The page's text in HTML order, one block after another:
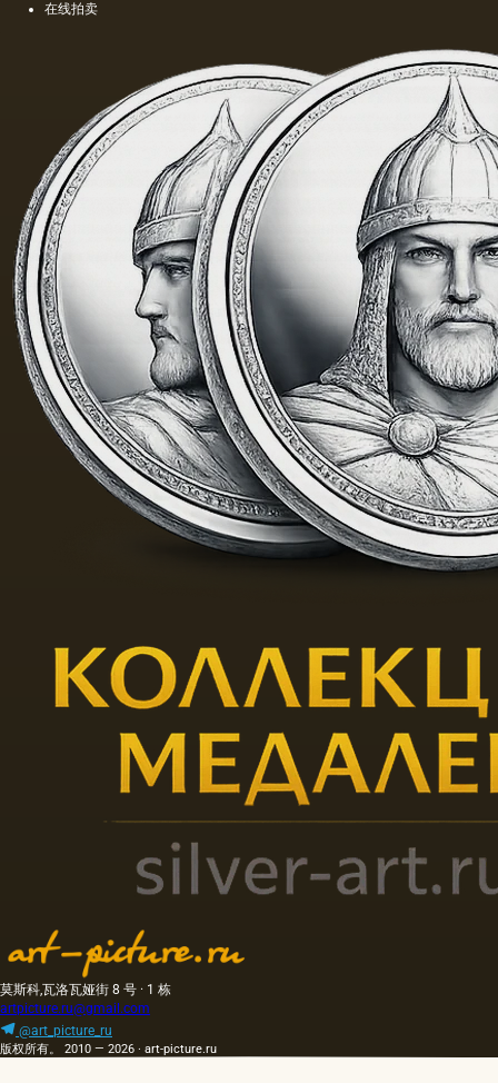
在线拍卖
莫斯科,瓦洛瓦娅街 8 号 · 1 栋
artpicture.ru@gmail.com
@art_picture_ru
版权所有。 2010 — 2026 · art-picture.ru